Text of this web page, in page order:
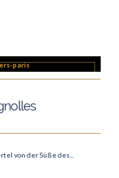
von der Süße des...